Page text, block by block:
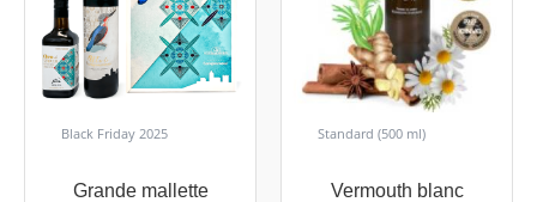
Black Friday 2025
Grande mallette
Standard (500 ml)
Vermouth blanc